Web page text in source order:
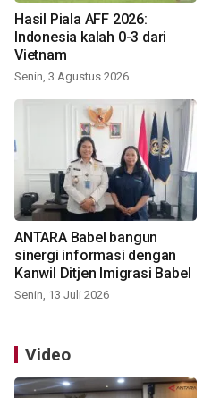
Hasil Piala AFF 2026:
Indonesia kalah 0-3 dari
Vietnam
Senin, 3 Agustus 2026
ANTARA Babel bangun
sinergi informasi dengan
Kanwil Ditjen Imigrasi Babel
Senin, 13 Juli 2026
Video